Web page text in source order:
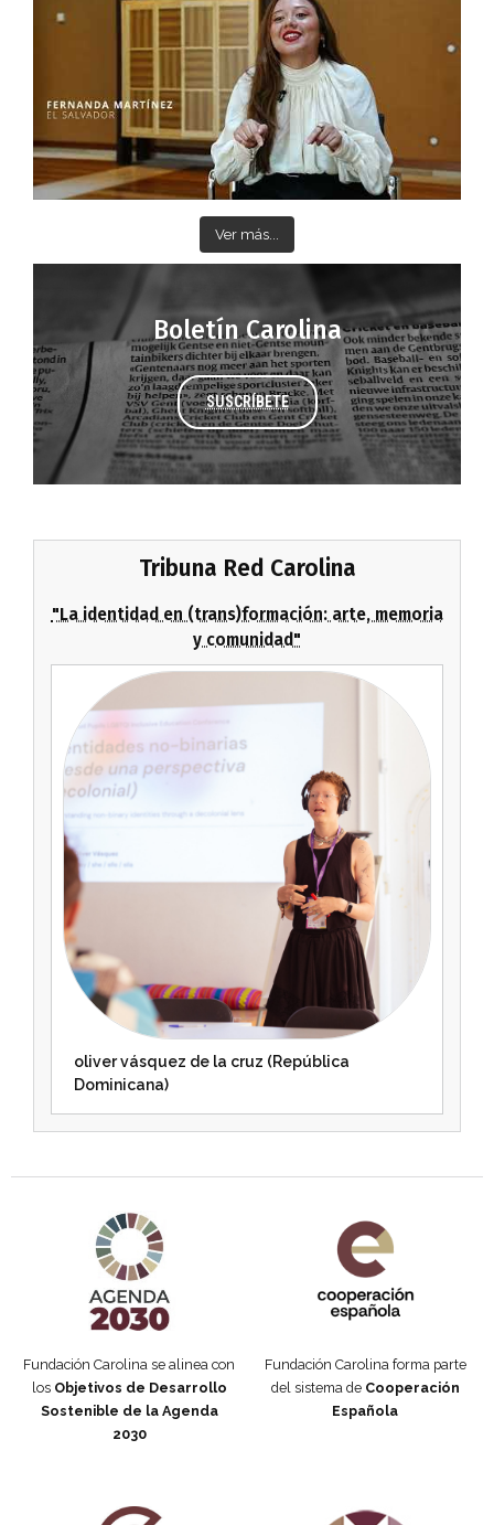
Ver más...
Boletín Carolina
SUSCRÍBETE
Tribuna Red Carolina
"La identidad en (trans)formación: arte, memoria
y comunidad"
oliver vásquez de la cruz (República
Dominicana)
Fundación Carolina se alinea con
los Objetivos de Desarrollo
Sostenible de la Agenda
2030
Fundación Carolina forma parte
del sistema de Cooperación
Española